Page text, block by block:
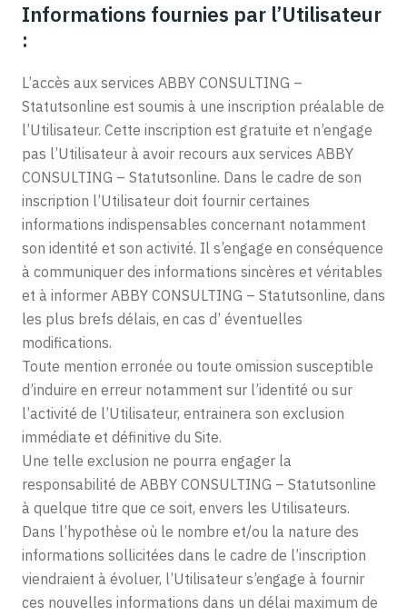
Informations fournies par l’Utilisateur
:
L’accès aux services ABBY CONSULTING –
Statutsonline est soumis à une inscription préalable de
l’Utilisateur. Cette inscription est gratuite et n’engage
pas l’Utilisateur à avoir recours aux services ABBY
CONSULTING – Statutsonline. Dans le cadre de son
inscription l’Utilisateur doit fournir certaines
informations indispensables concernant notamment
son identité et son activité. Il s’engage en conséquence
à communiquer des informations sincères et véritables
et à informer ABBY CONSULTING – Statutsonline, dans
les plus brefs délais, en cas d’ éventuelles
modifications.
Toute mention erronée ou toute omission susceptible
d’induire en erreur notamment sur l’identité ou sur
l’activité de l’Utilisateur, entrainera son exclusion
immédiate et définitive du Site.
Une telle exclusion ne pourra engager la
responsabilité de ABBY CONSULTING – Statutsonline
à quelque titre que ce soit, envers les Utilisateurs.
Dans l’hypothèse où le nombre et/ou la nature des
informations sollicitées dans le cadre de l’inscription
viendraient à évoluer, l’Utilisateur s’engage à fournir
ces nouvelles informations dans un délai maximum de